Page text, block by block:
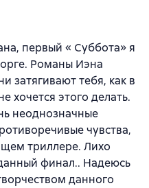
первый « Суббота» я
Романы Иэна
затягивают тебя, как в
хочется этого делать.
неоднозначные
чувства,
триллере. Лихо
финал.. Надеюсь
данного